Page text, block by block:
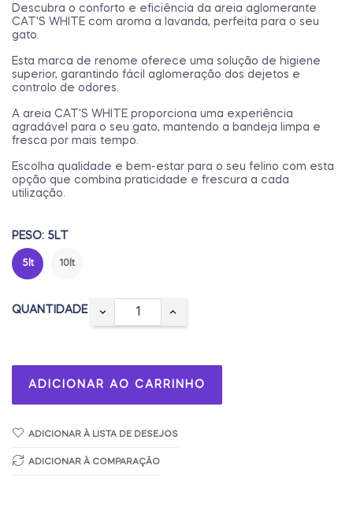
Descubra o conforto e eficiência da areia aglomerante
CAT'S WHITE com aroma a lavanda, perfeita para o seu
gato.
Esta marca de renome oferece uma solução de higiene
superior, garantindo fácil aglomeração dos dejetos e
controlo de odores.
A areia CAT'S WHITE proporciona uma experiência
agradável para o seu gato, mantendo a bandeja limpa e
fresca por mais tempo.
Escolha qualidade e bem-estar para o seu felino com esta
opção que combina praticidade e frescura a cada
utilização.
PESO: 5LT
5lt 10lt
QUANTIDADE
ADICIONAR AO CARRINHO
ADICIONAR À LISTA DE DESEJOS
ADICIONAR À COMPARAÇÃO